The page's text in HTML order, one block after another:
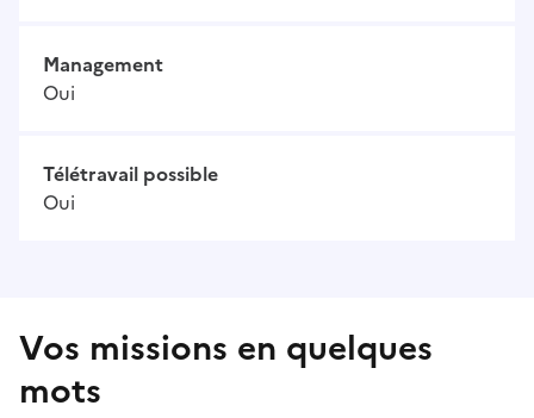
Management
Oui
Télétravail possible
Oui
Vos missions en quelques
mots